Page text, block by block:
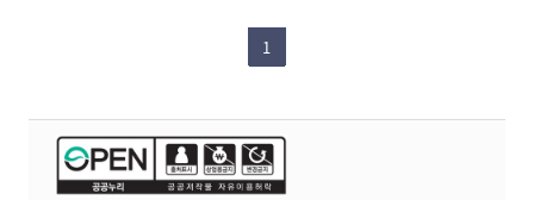
1